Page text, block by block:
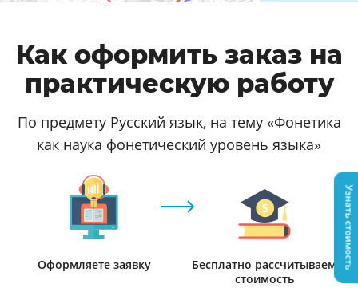
Как оформить заказ на
практическую работу
По предмету Русский язык, на тему «Фонетика
как наука фонетический уровень языка»
Оформляете заявку
Бесплатно рассчитываем
стоимость
Узнать стоимость